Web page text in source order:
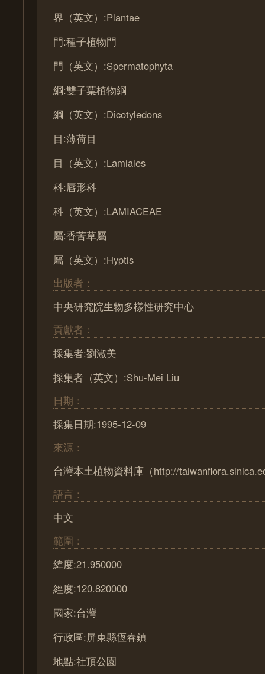
界（英文）:Plantae
門:種子植物門
門（英文）:Spermatophyta
綱:雙子葉植物綱
綱（英文）:Dicotyledons
目:薄荷目
目（英文）:Lamiales
科:唇形科
科（英文）:LAMIACEAE
屬:香苦草屬
屬（英文）:Hyptis
出版者：
中央研究院生物多樣性研究中心
貢獻者：
採集者:劉淑美
採集者（英文）:Shu-Mei Liu
日期：
採集日期:1995-12-09
來源：
台灣本土植物資料庫（http://
語言：
中文
範圍：
緯度:21.950000
經度:120.820000
國家:台灣
行政區:屏東縣恆春鎮
地點:社頂公園